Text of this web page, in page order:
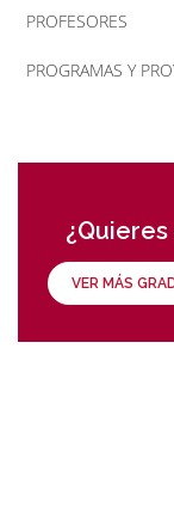
PROFESORES
PROGRAMAS Y
VER MÁS